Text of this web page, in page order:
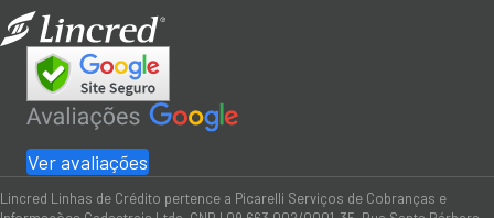
Ver avaliações
Lincred Linhas de Crédito pertence a Picarelli Serviços de Cobranças e